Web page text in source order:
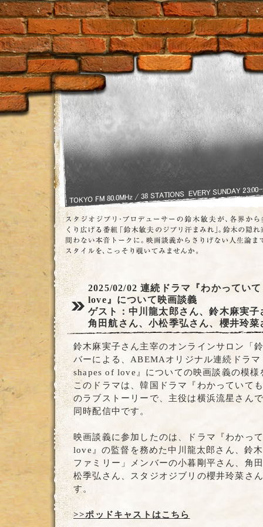
2025/02/02連続ドラマ『わかってい
love』について映画談義
ゲスト：中川龍太郎さん、鈴木麻実
角田航さん、小松季弘さん、櫻井玲菜
鈴木麻実子さん主宰のオンラインサロン「
バーによる、ABEMAオリジナル連続ドラ
shapes of love』についての映画談義の模様
このドラマは、韓国ドラマ『わかっていて
のラブストーリーで、主役は横浜流星さん
同時配信中です。
映画談義に参加したのは、ドラマ『わかっ
love』の監督を務めた中川龍太郎さん、鈴
ファミリー」メンバーの小暮剛平さん、角
松季弘さん、スタジオジブリの櫻井玲菜さ
す。
>>ポッドキャストはこちら